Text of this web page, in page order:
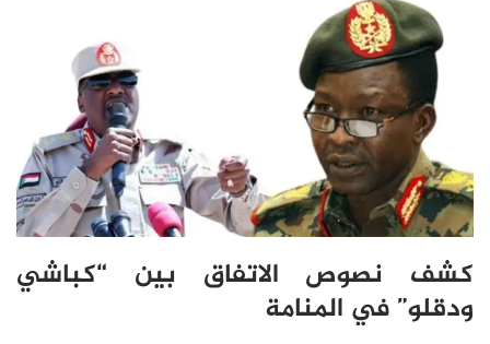
كشف نصوص الاتفاق بين “كباشي
ودقلو” في المنامة